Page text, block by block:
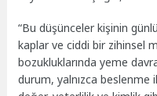
“Bu düşünceler kişinin
kaplar ve ciddi bir zihinsel
bozukluklarında yeme
durum, yalnızca